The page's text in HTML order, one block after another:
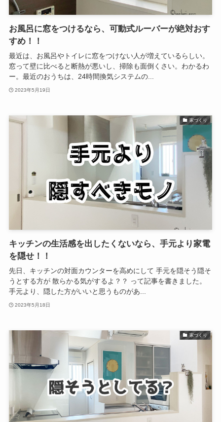
お風呂に窓をつけるなら、可動式ルーバーが絶対おす
すめ！！
最近は、お風呂やトイレに窓をつけない人が増えているらしい。
窓って壁に比べると断熱が悪いし、掃除も面倒くさい。わかるわ
ー。最近のおうちは、24時間換気システムの...
2023年5月19日
家づくり
キッチンの生活感を出したくないなら、手元より家電
を隠せ！！
先日、キッチンの対面カウンターを高めにして 手元を隠そう隠そ
うとする方が 散らかる気がするよ？？ って記事を書きました。
手元より、隠した方がいいと思うものがあ...
2023年5月18日
家づくり